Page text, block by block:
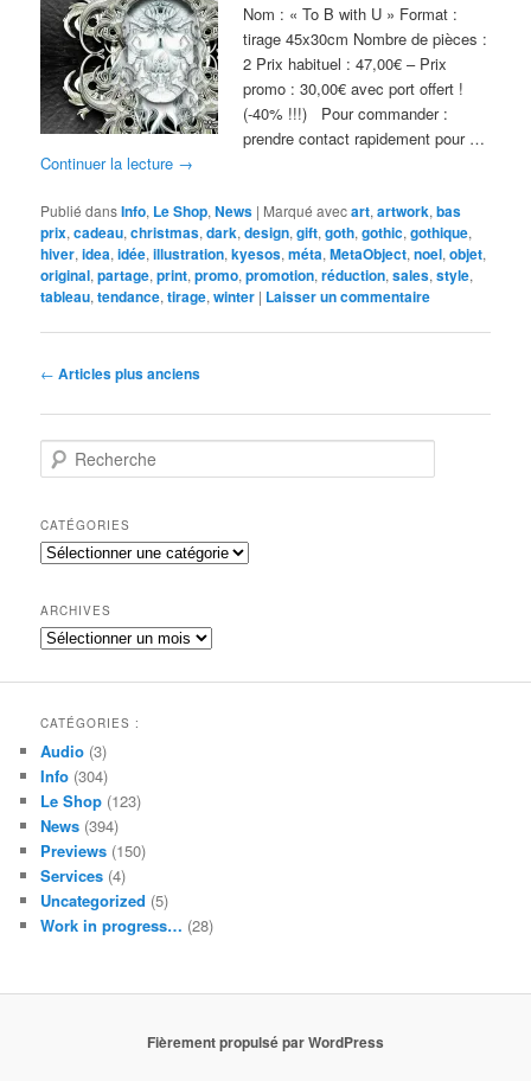
Nom : « To B with U » Format :
tirage 45x30cm Nombre de pièces :
2 Prix habituel : 47,00€ – Prix
promo : 30,00€ avec port offert !
(-40% !!!) Pour commander :
prendre contact rapidement pour …
Continuer la lecture →
Publié dansInfo, Le Shop,News | Marqué avecart,artwork,bas
prix,cadeau,christmas,dark,design,gift,goth,gothic,gothique,
hiver,idea,idée,illustration,kyesos,méta,MetaObject,noel,objet,
original,partage,print,promo,promotion,réduction,sales,style,
tableau,tendance,tirage,winter | Laisser un commentaire
Navigation
articles
← Articles plus anciens
e
h
e
r
h
e
CATÉGORIES
Catégories
ARCHIVES
Archives
CATÉGORIES :
Audio (3)
Info (304)
Le Shop (123)
News (394)
Previews (150)
Services (4)
Uncategorized (5)
Work in progress… (28)
Fièrement propulsé par WordPress